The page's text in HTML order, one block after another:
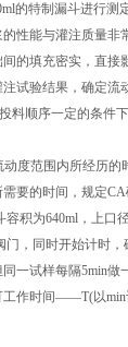
的特制漏斗进行
性能与灌注质量
的填充密实，直
试验结果，确定流
料顺序一定的条件
度范围内所经历
要的时间，规定CA
积为640ml，上口
门，同时开始计时
一试样每隔5min
作时间——T(以min